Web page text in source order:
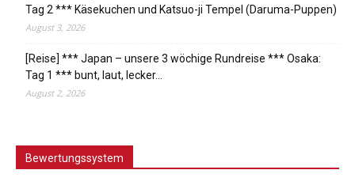
Tag 2 *** Käsekuchen und Katsuo-ji Tempel (Daruma-Puppen)
August 3, 2026
[Reise] *** Japan – unsere 3 wöchige Rundreise *** Osaka:
Tag 1 *** bunt, laut, lecker…
August 2, 2026
Bewertungssystem